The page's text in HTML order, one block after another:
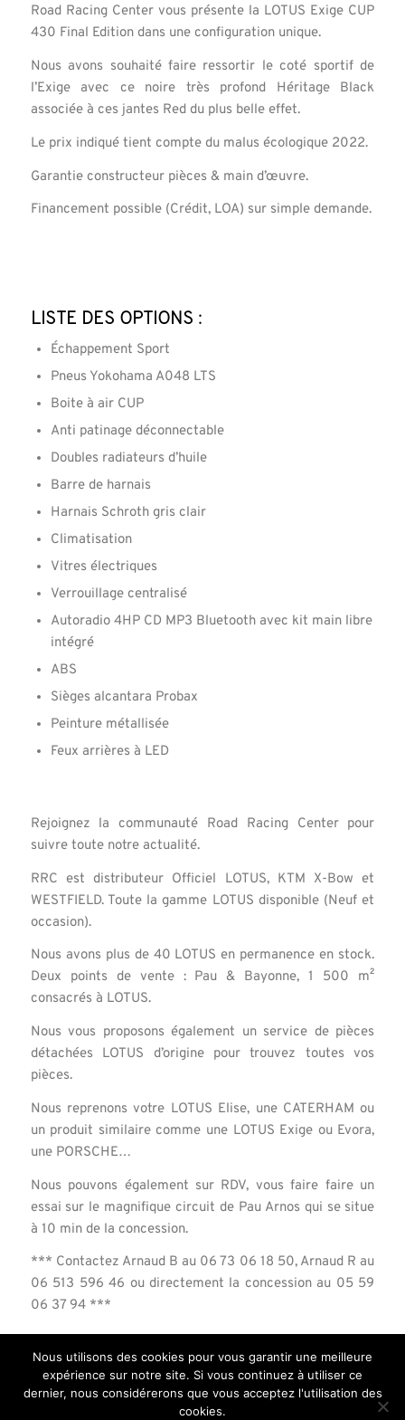
Road Racing Center vous présente la LOTUS Exige CUP
430 Final Edition dans une configuration unique.
Nous avons souhaité faire ressortir le coté sportif de
l’Exige avec ce noire très profond Héritage Black
associée à ces jantes Red du plus belle effet.
Le prix indiqué tient compte du malus écologique 2022.
Garantie constructeur pièces & main d’œuvre.
Financement possible (Crédit, LOA) sur simple demande.
Liste des options :
Échappement Sport
Pneus Yokohama A048 LTS
Boite à air CUP
Anti patinage déconnectable
Doubles radiateurs d’huile
Barre de harnais
Harnais Schroth gris clair
Climatisation
Vitres électriques
Verrouillage centralisé
Autoradio 4HP CD MP3 Bluetooth avec kit main libre
intégré
ABS
Sièges alcantara Probax
Peinture métallisée
Feux arrières à LED
Rejoignez la communauté Road Racing Center pour
suivre toute notre actualité.
RRC est distributeur Officiel LOTUS, KTM X-Bow et
WESTFIELD. Toute la gamme LOTUS disponible (Neuf et
occasion).
Nous avons plus de 40 LOTUS en permanence en stock.
Deux points de vente : Pau & Bayonne, 1 500 m²
consacrés à LOTUS.
Nous vous proposons également un service de pièces
détachées LOTUS d’origine pour trouvez toutes vos
pièces.
Nous reprenons votre LOTUS Elise, une CATERHAM ou
un produit similaire comme une LOTUS Exige ou Evora,
une PORSCHE…
Nous pouvons également sur RDV, vous faire faire un
essai sur le magnifique circuit de Pau Arnos qui se situe
à 10 min de la concession.
*** Contactez Arnaud B au 06 73 06 18 50, Arnaud R au
06 513 596 46 ou directement la concession au 05 59
06 37 94 ***
-Mentions légales
Nous utilisons des cookies pour vous garantir une meilleure
expérience sur notre site. Si vous continuez à utiliser ce
dernier, nous considérerons que vous acceptez l'utilisation des
cookies.